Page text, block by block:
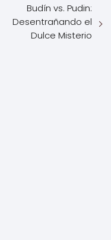
Budín vs. Pudin:
Desentrañando el
Dulce Misterio